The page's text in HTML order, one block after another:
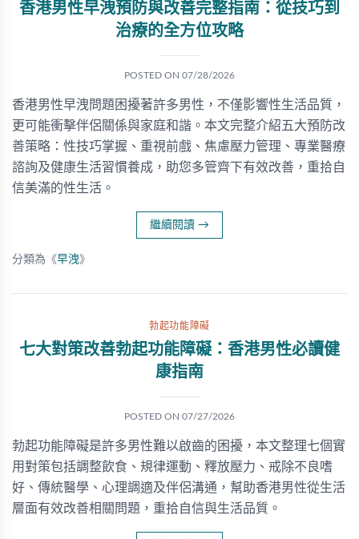
香港男性早洩預防與改善完整指南：從技巧到
治療的全方位攻略
POSTED ON 07/28/2026
香港男性早洩問題困擾著許多男性，不僅影響性生活品質，
更可能衝擊伴侶關係與家庭和諧。本文完整介紹五大預防改
善策略：性技巧掌握、重視前戲、焦慮壓力管理、專業醫療
諮詢及健康生活習慣養成，助您多管齊下有效改善，重拾自
信美滿的性生活。
繼續閱讀 →
分類為《早洩》
勃起功能障礙
七大對策改善勃起功能障礙：香港男性必讀健
康指南
POSTED ON 07/27/2026
勃起功能障礙是許多男性難以啟齒的困擾，本文整理七個實
用對策包括調整飲食、規律運動、釋放壓力、戒除不良嗜
好、傳統醫學、心理調適及伴侶溝通，幫助香港男性從生活
層面有效改善相關問題，重拾自信與生活品質。